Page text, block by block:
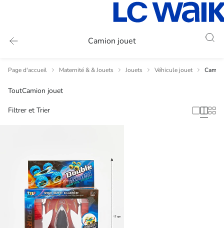
Camion jouet
Page d'accueil Maternité & & Jouets Jouets Véhicule jouet
ToutCamion jouet
Filtrer et Trier